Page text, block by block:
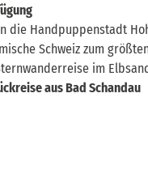
die Handpuppenstadt
Schweiz zum
im
aus Bad Schandau